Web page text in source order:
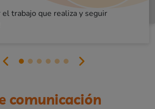
el trabajo que realiza y seguir
comunicación